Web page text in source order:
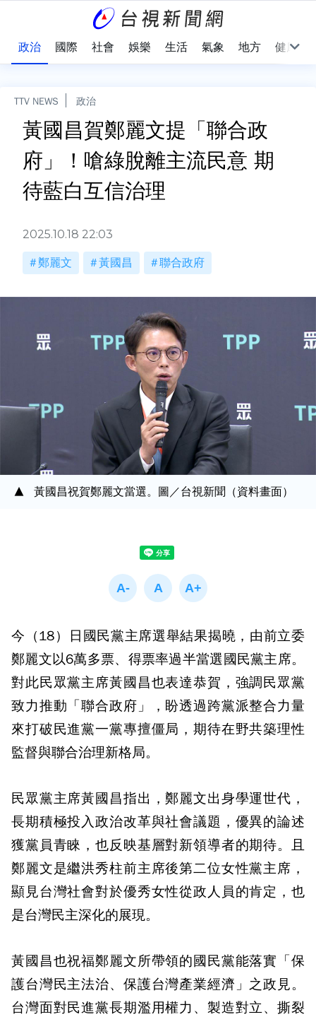
政治 國際 社會 娛樂 生活 氣象 地方 健康
TTV NEWS 政治
黃國昌賀鄭麗文提「聯合政
府」！嗆綠脫離主流民意 期
待藍白互信治理
2025.10.18 22:03
鄭麗文 黃國昌 聯合政府
黃國昌祝賀鄭麗文當選。圖／台視新聞（資料畫面）
今（18）日國民黨主席選舉結果揭曉，由前立委
鄭麗文以6萬多票、得票率過半當選國民黨主席。
對此民眾黨主席黃國昌也表達恭賀，強調民眾黨
致力推動「聯合政府」，盼透過跨黨派整合力量
來打破民進黨一黨專擅僵局，期待在野共築理性
監督與聯合治理新格局。
民眾黨主席黃國昌指出，鄭麗文出身學運世代，
長期積極投入政治改革與社會議題，優異的論述
獲黨員青睞，也反映基層對新領導者的期待。且
鄭麗文是繼洪秀柱前主席後第二位女性黨主席，
顯見台灣社會對於優秀女性從政人員的肯定，也
是台灣民主深化的展現。
黃國昌也祝福鄭麗文所帶領的國民黨能落實「保
護台灣民主法治、保護台灣產業經濟」之政見。
台灣面對民進黨長期濫用權力、製造對立、撕裂